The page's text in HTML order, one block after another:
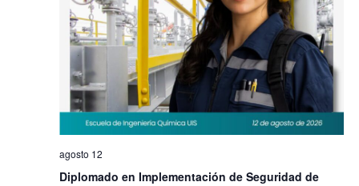
Diplomado en Implementación de Seguridad de
agosto 12